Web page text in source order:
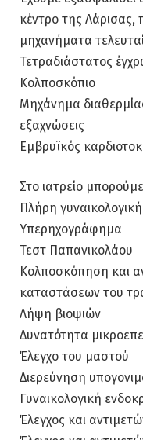
κέντρο της Λάρισας,
μηχανήματα
Τετραδιάστατος
Κολποσκόπιο
Μηχάνημα
εξαχνώσεις
Εμβρυϊκός
Στο ιατρείο
Πλήρη
Υπερηχογράφημα
Τεστ Παπανικολάου
Κολποσκόπηση και
καταστάσεων του
Λήψη βιοψιών
Δυνατότητα
Έλεγχο του μαστού
Διερεύνηση
Γυναικολογική
Έλεγχος και